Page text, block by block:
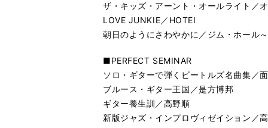
ザ・キッズ・アーント・オールライト／
LOVE JUNKIE／HOTEI
朝日のようにさわやかに／ジム・ホール
■PERFECT SEMINAR
ソロ・ギターで弾くビートルズ名曲集／
ブルース・ギター王国／是方博邦
ギター養生訓／高野順
新版ジャズ・インプロヴィゼイション／